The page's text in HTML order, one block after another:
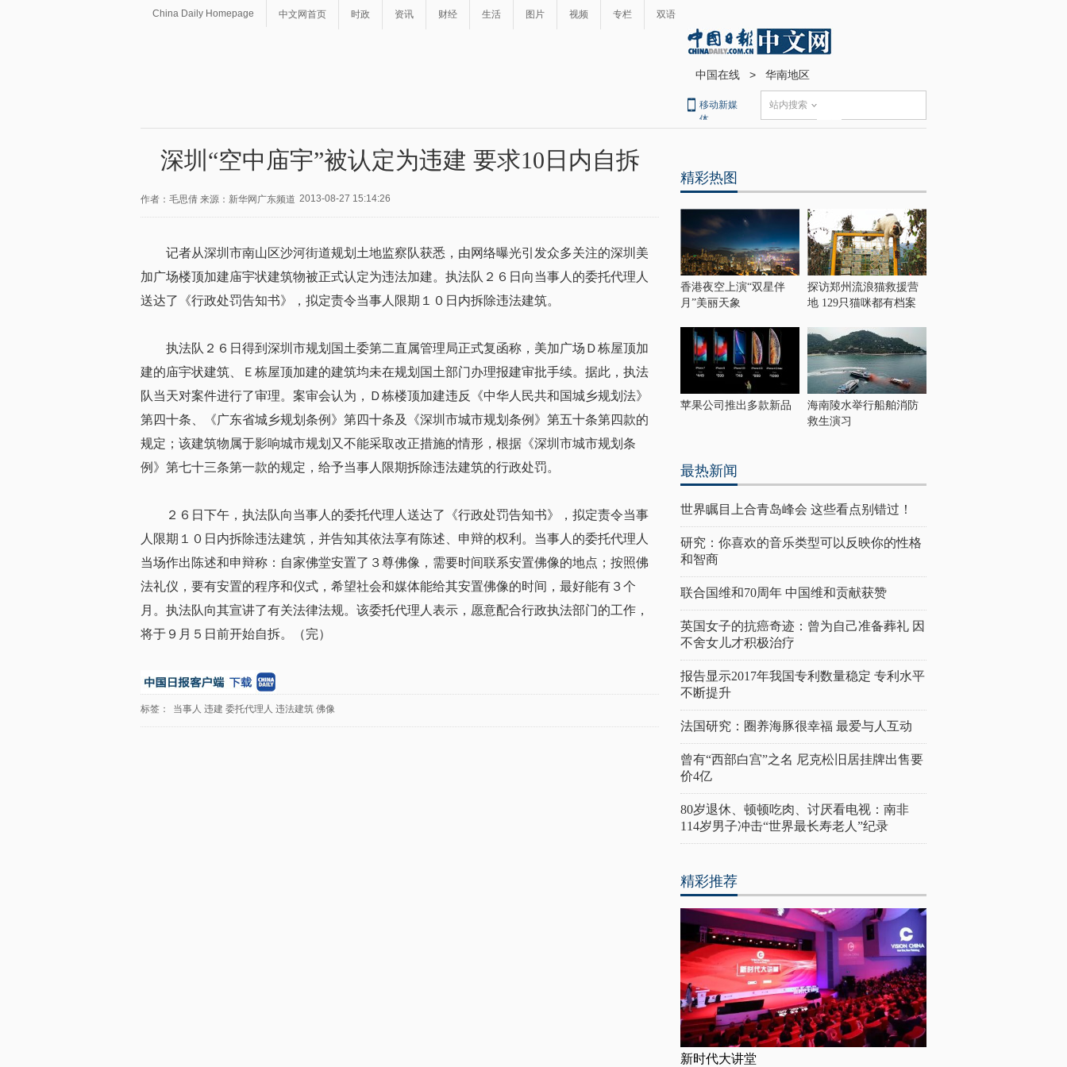
China Daily Homepage 中文网首页 时政 资讯 财经 生活 图片 视频 专栏 双语
中国在线 > 华南地区
移动新媒
体
站内搜索
深圳“空中庙宇”被认定为违建 要求10日内自拆
作者：毛思倩 来源：新华网广东频道 2013-08-27 15:14:26
记者从深圳市南山区沙河街道规划土地监察队获悉，由网络曝光引发众多关注的深圳美
加广场楼顶加建庙宇状建筑物被正式认定为违法加建。执法队２６日向当事人的委托代理人
送达了《行政处罚告知书》，拟定责令当事人限期１０日内拆除违法建筑。
执法队２６日得到深圳市规划国土委第二直属管理局正式复函称，美加广场Ｄ栋屋顶加
建的庙宇状建筑、Ｅ栋屋顶加建的建筑均未在规划国土部门办理报建审批手续。据此，执法
队当天对案件进行了审理。案审会认为，Ｄ栋楼顶加建违反《中华人民共和国城乡规划法》
第四十条、《广东省城乡规划条例》第四十条及《深圳市城市规划条例》第五十条第四款的
规定；该建筑物属于影响城市规划又不能采取改正措施的情形，根据《深圳市城市规划条
例》第七十三条第一款的规定，给予当事人限期拆除违法建筑的行政处罚。
２６日下午，执法队向当事人的委托代理人送达了《行政处罚告知书》，拟定责令当事
人限期１０日内拆除违法建筑，并告知其依法享有陈述、申辩的权利。当事人的委托代理人
当场作出陈述和申辩称：自家佛堂安置了３尊佛像，需要时间联系安置佛像的地点；按照佛
法礼仪，要有安置的程序和仪式，希望社会和媒体能给其安置佛像的时间，最好能有３个
月。执法队向其宣讲了有关法律法规。该委托代理人表示，愿意配合行政执法部门的工作，
将于９月５日前开始自拆。（完）
标签： 当事人 违建 委托代理人 违法建筑 佛像
精彩热图
香港夜空上演“双星伴
月”美丽天象
探访郑州流浪猫救援营
地 129只猫咪都有档案
苹果公司推出多款新品
海南陵水举行船舶消防
救生演习
最热新闻
世界瞩目上合青岛峰会 这些看点别错过！
研究：你喜欢的音乐类型可以反映你的性格
和智商
联合国维和70周年 中国维和贡献获赞
英国女子的抗癌奇迹：曾为自己准备葬礼 因
不舍女儿才积极治疗
报告显示2017年我国专利数量稳定 专利水平
不断提升
法国研究：圈养海豚很幸福 最爱与人互动
曾有“西部白宫”之名 尼克松旧居挂牌出售要
价4亿
80岁退休、顿顿吃肉、讨厌看电视：南非
114岁男子冲击“世界最长寿老人”纪录
精彩推荐
新时代大讲堂